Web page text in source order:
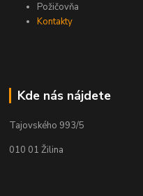
Požičovňa
Kontakty
Kde nás nájdete
Tajovského 993/5
010 01 Žilina